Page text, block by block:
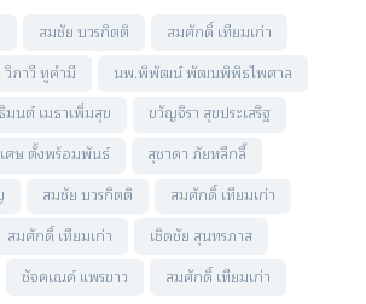
สมชัย บวรกิตติ
สมศักดิ์ เทียมเก่า
วิภาวี ทูคำมี
นพ.พิพัฒน์ พัฒนพิพิธไพศาล
มนต์ เมธาเพิ่มสุข
ขวัญจิรา สุขประเสริฐ
ศษ ตั้งพร้อมพันธ์
สุชาดา ภัยหลีกลี้
สมชัย บวรกิตติ
สมศักดิ์ เทียมเก่า
สมศักดิ์ เทียมเก่า
เชิดชัย สุนทรภาส
ชัจคเณค์ แพรขาว สมศักดิ์ เทียมเก่า